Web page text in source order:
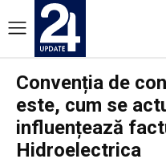
Convenția de
este, cum se
influențează
Hidroelectrica